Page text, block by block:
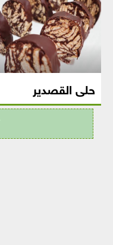
حلى القصدير